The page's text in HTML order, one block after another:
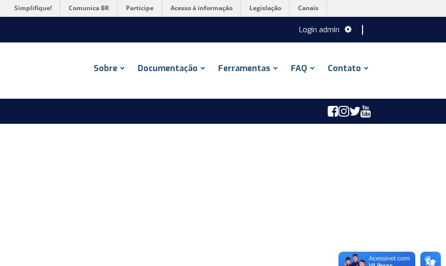
Simplifique! Comunica BR Participe Acesso à informação Legislação Canais
Login admin
Sobre Documentação Ferramentas FAQ Contato